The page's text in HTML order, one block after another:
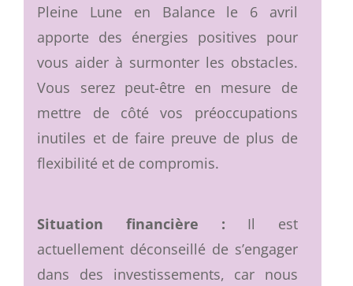
Pleine Lune en Balance le 6 avril
apporte des énergies positives pour
vous aider à surmonter les obstacles.
Vous serez peut-être en mesure de
mettre de côté vos préoccupations
inutiles et de faire preuve de plus de
flexibilité et de compromis.
Situation financière : Il est
actuellement déconseillé de s’engager
dans des investissements, car nous